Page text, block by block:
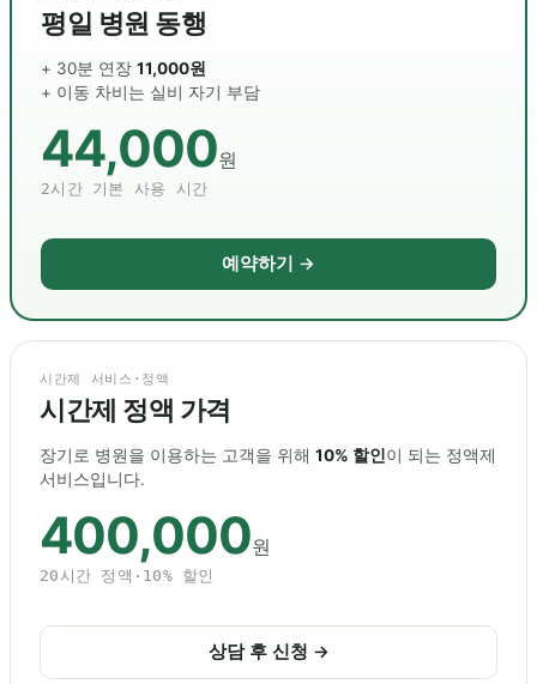
평일 병원 동행
+ 30분 연장 11,000원
+ 이동 차비는 실비 자기 부담
44,000원
2시간 기본 사용 시간
예약하기 →
시간제 서비스·정액
시간제 정액 가격
장기로 병원을 이용하는 고객을 위해 10% 할인 이 되는 정액제
서비스입니다.
400,000원
20시간 정액·10% 할인
상담 후 신청 →